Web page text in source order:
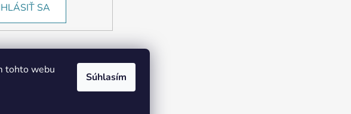
tohto webu
Súhlasím
SA